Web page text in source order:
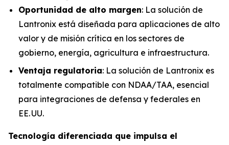
Oportunidad de alto margen: La solución de
Lantronix está diseñada para aplicaciones de alto
valor y de misión crítica en los sectores de
gobierno, energía, agricultura e infraestructura.
Ventaja regulatoria: La solución de Lantronix es
totalmente compatible con NDAA/TAA, esencial
para integraciones de defensa y federales en
EE. UU.
Tecnología diferenciada que impulsa el